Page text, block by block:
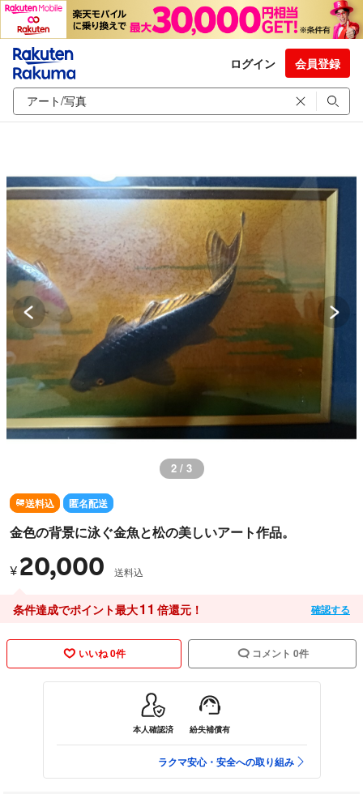
ログイン 会員登録
2 / 3
送料込 匿名配送
金色の背景に泳ぐ金魚と松の美しいアート作品。
¥ 20,000 送料込
条件達成でポイント最大11 倍還元！ 確認する
いいね 0件 コメント 0件
本人確認済 紛失補償有
ラクマ安心・安全への取り組み